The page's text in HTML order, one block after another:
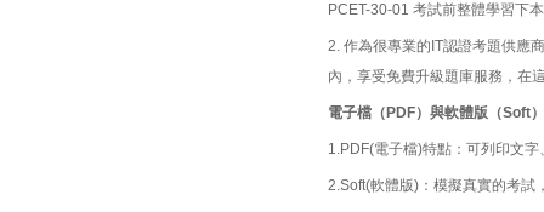
PCET-30-01 考試前整體學習下
2. 作為很專業的IT認證考題供應
內，享受免費升級題庫服務，在
電子檔（PDF）與軟體版（Soft
1.PDF(電子檔)特點：可列印文
2.Soft(軟體版)：模擬真實的考試